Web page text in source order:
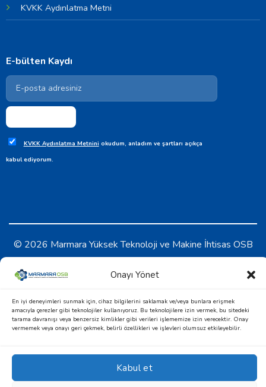
Onayı Yönet
En iyi deneyimleri sunmak için, cihaz bilgilerini saklamak ve/veya bunlara erişmek
amacıyla çerezler gibi teknolojiler kullanıyoruz. Bu teknolojilere izin vermek, bu sitedeki
tarama davranışı veya benzersiz kimlikler gibi verileri işlememize izin verecektir. Onay
vermemek veya onayı geri çekmek, belirli özellikleri ve işlevleri olumsuz etkileyebilir.
Kabul et
KVKK Aydınlatma Metni
E-bülten Kaydı
KVKK Aydınlatma Metnini okudum, anladım ve şartları açıkça
kabul ediyorum.
© 2026 Marmara Yüksek Teknoloji ve Makine İhtisas OSB
KVKK Aydınlatma Metni-Çerez Politikası